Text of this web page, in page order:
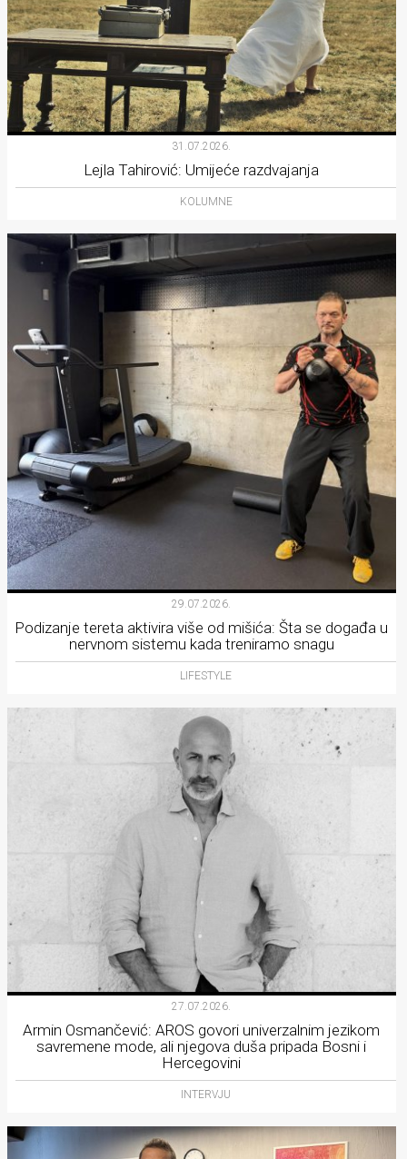
31.07.2026.
Lejla Tahirović: Umijeće razdvajanja
KOLUMNE
29.07.2026.
Podizanje tereta aktivira više od mišića: Šta se događa u
nervnom sistemu kada treniramo snagu
LIFESTYLE
27.07.2026.
Armin Osmančević: AROS govori univerzalnim jezikom
savremene mode, ali njegova duša pripada Bosni i
Hercegovini
INTERVJU